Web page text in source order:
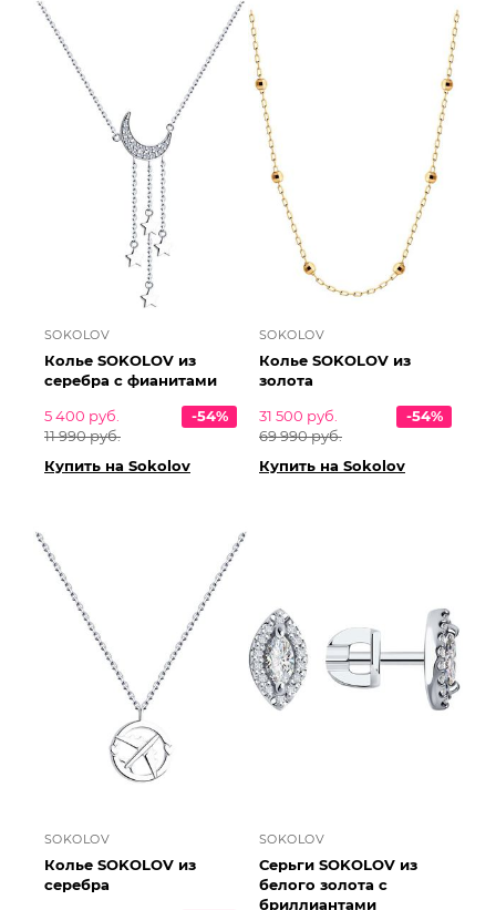
SOKOLOV
Колье SOKOLOV из
серебра с фианитами
5 400 руб.
11 990 руб.
-54%
Купить на Sokolov
SOKOLOV
Колье SOKOLOV из
золота
31 500 руб.
69 990 руб.
-54%
Купить на Sokolov
SOKOLOV
Колье SOKOLOV из
серебра
SOKOLOV
Серьги SOKOLOV из
белого золота с
бриллиантами